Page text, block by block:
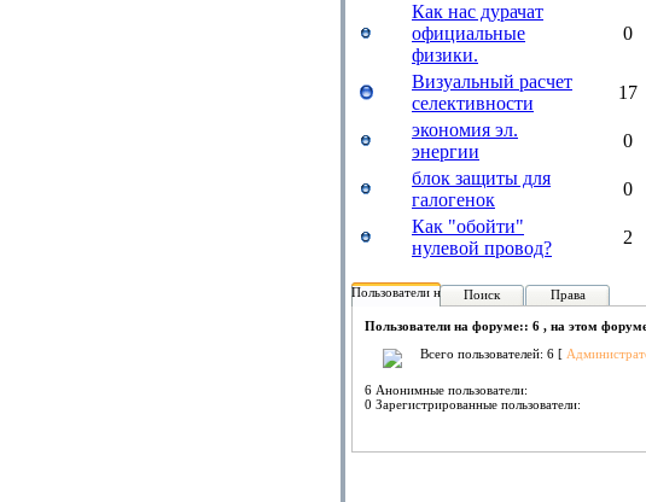
Как нас дурачат
официальные
физики.
0
Визуальный расчет
селективности
17
экономия эл.
энергии
0
блок защиты для
галогенок
0
Как "обойти"
нулевой провод?
2
Пользователи на форуме:
Поиск Права
Пользователи на форуме:: 6 , на этом
Всего пользователей: 6 [
6 Анонимные пользователи:
0 Зарегистрированные пользователи: